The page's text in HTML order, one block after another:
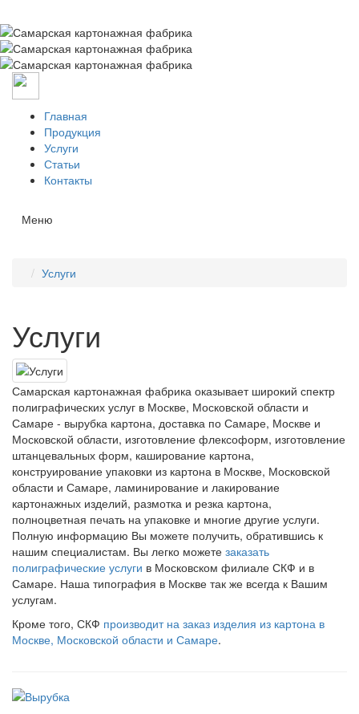
Главная
Продукция
Услуги
Статьи
Контакты
Меню
Услуги
Услуги
Самарская картонажная фабрика оказывает широкий спектр
полиграфических услуг в Москве, Московской области и
Самаре - вырубка картона, доставка по Самаре, Москве и
Московской области, изготовление флексоформ, изготовление
штанцевальных форм, каширование картона,
конструирование упаковки из картона в Москве, Московской
области и Самаре, ламинирование и лакирование
картонажных изделий, размотка и резка картона,
полноцветная печать на упаковке и многие другие услуги.
Полную информацию Вы можете получить, обратившись к
нашим специалистам. Вы легко можете заказать
полиграфические услуги в Московском филиале СКФ и в
Самаре. Наша типография в Москве так же всегда к Вашим
услугам.
Кроме того, СКФ производит на заказ изделия из картона в
Москве, Московской области и Самаре.